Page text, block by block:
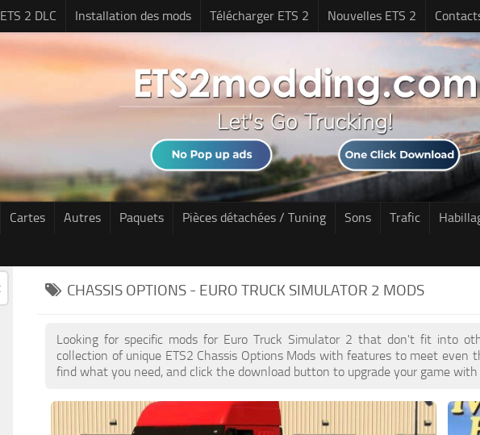
ETS 2 DLC Installation des mods Télécharger ETS 2 Nouvelles ETS 2
Cartes Autres Paquets Pièces détachées / Tuning Sons Trafic
CHASSIS OPTIONS - EURO TRUCK SIMULATOR 2 MODS
Looking for specific mods for Euro Truck Simulator 2 that don't fit into
collection of unique ETS2 Chassis Options Mods with features to meet even
find what you need, and click the download button to upgrade your game with